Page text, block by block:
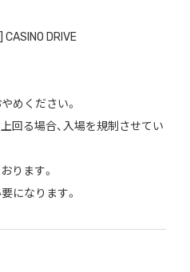
DRIVE
めください。
回る場合、入場を規制させてい
ります。
になります。